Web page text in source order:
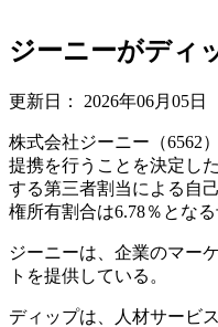
ジーニーがディ
更新日： 2026年06月05日
株式会社ジーニー（6562
提携を行うことを決定し
する第三者割当による自
権所有割合は6.78％となる
ジーニーは、企業のマー
トを提供している。
ディップは、人材サービ